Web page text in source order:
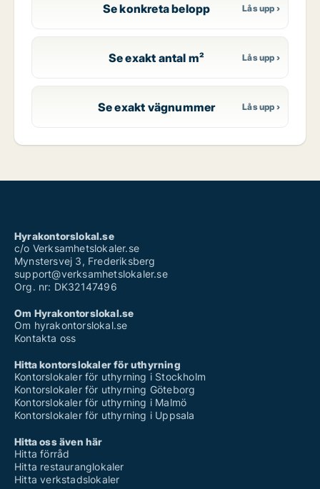
Se konkreta belopp
Se exakt antal m²
Se exakt vägnummer
Hyrakontorslokal.se
c/o Verksamhetslokaler.se
Mynstersvej 3, Frederiksberg
support@verksamhetslokaler.se
Org. nr: DK32147496
Om Hyrakontorslokal.se
Om hyrakontorslokal.se
Kontakta oss
Hitta kontorslokaler för uthyrning
Kontorslokaler för uthyrning i Stockholm
Kontorslokaler för uthyrning Göteborg
Kontorslokaler för uthyrning i Malmö
Kontorslokaler för uthyrning i Uppsala
Hitta oss även här
Hitta förråd
Hitta restauranglokaler
Hitta verkstadslokaler